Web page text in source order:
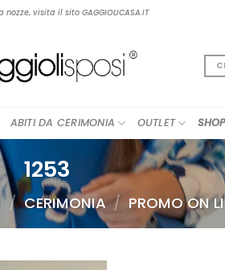
visita il sito GAGGIOLICASA.IT
ABITI DA CERIMONIA OUTLET
1253
/ CERIMONIA / PROMO ON